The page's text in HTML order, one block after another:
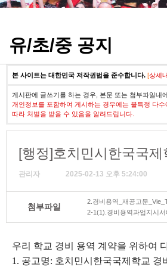
정기고사 기출문제
유/초/중 공지
본 사이트는 대한민국 저작권법을 준수합니다. [상세
게시판에 글쓰기를 하는 경우, 본문 또는 첨부파일내
개인정보를 포함하여 게시하는 경우에는 불특정 다
따라 처벌을 받을 수 있음을 알려드립니다.
[행정]호치민시한국국
관리자 2025-02-13 오후 5:24:00
첨부파일
2.경비용역_재공고문
2-1(1).경비용역과업지시
우리 학교 경비 용역 계약을 위하여
1 . 공고명: 호치민시한국국제학교 경